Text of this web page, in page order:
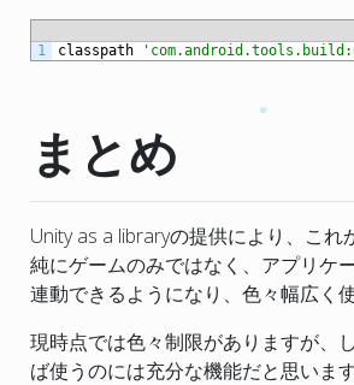
1 classpath
まとめ
Unity as a libraryの提供により、これ
純にゲームのみではなく、アプリケ
連動できるようになり、色々幅広く
現時点では色々制限がありますが、
ば使うのには充分な機能だと思います